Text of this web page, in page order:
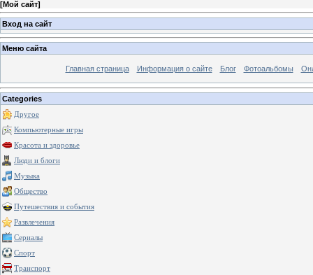
[Мой сайт]
Вход на сайт
Меню сайта
Главная страница Информация о сайте Блог Фотоальбомы
Categories
Другое
Компьютерные игры
Красота и здоровье
Люди и блоги
Музыка
Общество
Путешествия и события
Развлечения
Сериалы
Спорт
Транспорт